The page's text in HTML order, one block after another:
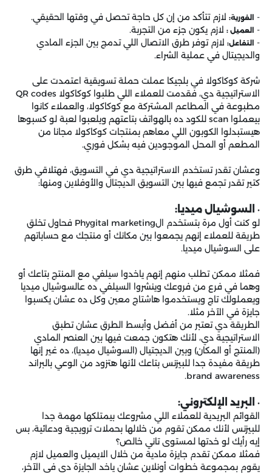
- الفورية: لازم تتأكد من إن كل حاجة تحصل في وقتها الحقيقي.
-
العميل : لازم يكون جزء من التجربة.
-
التفاعل: لازم توفر طرق الاتصال اللي تدمج بين الجزء المادي
والديجيتال في عملية الشراء.
شركة كوكاكولا في بلجيكا عملت حملة تسويقية اعتمدت على
الاستراتيجية دي، فقدمت للعملاء اللي طلبوا كوكاكولا QR codes
مطبوعة في المطاعم المشتركة مع كوكاكولا، والعملاء كانوا
بيعملوا scan للكود ده بالهواتف بتاعتهم ويلعبوا لعبة لو كسبوها
هيستبدلوا الكوبون اللي معاهم بمنتجات كوكاكولا مجانا من
المطعم أو المحل الموجودين فيه بشكل فوري.
وعشان تقدر تستخدم الاستراتيجية دي في التسويق، فهتلاقي طرق
كتير تقدر تجمع فيها بين التسويق الديجتال والأوفلاين ومنها:
• السوشيال ميديا:
لو كنت أول مرة بتستخدم الPhygital marketing فحاول تخلق
طريقة للعملاء إنهم يجمعوا بين مكانك أو منتجك مع حساباتهم
على السوشيال ميديا.
فمثلا ممكن تطلب منهم إنهم ياخدوا سيلفي مع المنتج بتاعك أو
وهما في فرع من فروعك وينشروا السيلفي ده عالسوشيال ميديا
ويعملولك تاج ويستخدموا هاشتاج معين وكل ده عشان يكسبوا
جايزة في الآخر مثلا.
الطريقة دي تعتبر من أفضل وأبسط الطرق عشان تطبق
الاستراتيجية دي، لأنك هتكون جمعت فيها بين العنصر المادي
(المنتج أو المكان) وبين الديجتيال (السوشيال ميديا)، ده غير إنها
طريقة مفيدة جدا للبيزنس بتاعك لأنها هتزود من الوعي بالبراند
brand awareness.
• البريد الإلكتروني:
القوائم البريدية للعملاء اللي مشروعك بيمتلكها مهمة جدا
للبيزنس لأنك ممكن تقوم من خلالها بحملات ترويجية ودعائية، بس
إيه رأيك لو خدتها لمستوى تاني خالص؟
فمثلا ممكن تقدم جايزة مادية من خلال الايميل والعميل لازم
يقوم بمجموعة خطوات أونلاين عشان ياخد الجايزة دي في الآخر،